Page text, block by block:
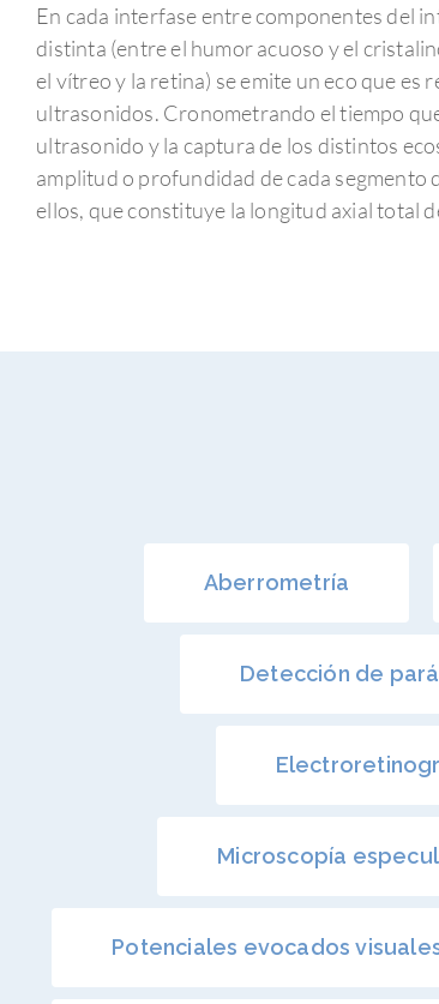
En cada interfase entre componentes del
distinta (entre el humor acuoso y el
el vítreo y la retina) se emite un eco que es
ultrasonidos. Cronometrando el tiempo
ultrasonido y la captura de los distintos
amplitud o profundidad de cada segmento
ellos, que constituye la longitud axial total
Aberrometría
Detección de
Microscopía
Potenciales evocados